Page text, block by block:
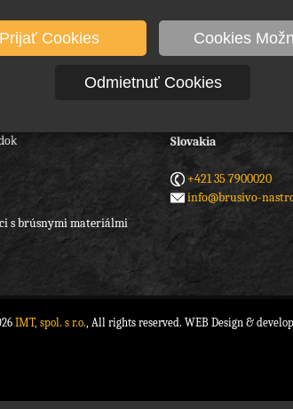
Prijať Cookies Cookies
Odmietnuť Cookies
s brúsnymi materiálmi
IMT spol. s r.o.
Slovakia
+421 35 7900020
info@brusivo-
IMT, spol. s r.o., All rights reserved. WEB Design &